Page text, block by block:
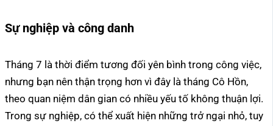
Sự nghiệp và công danh
Tháng 7 là thời điểm tương đối yên bình trong công việc,
nhưng bạn nên thận trọng hơn vì đây là tháng Cô Hồn,
theo quan niệm dân gian có nhiều yếu tố không thuận lợi.
Trong sự nghiệp, có thể xuất hiện những trở ngại nhỏ, tuy